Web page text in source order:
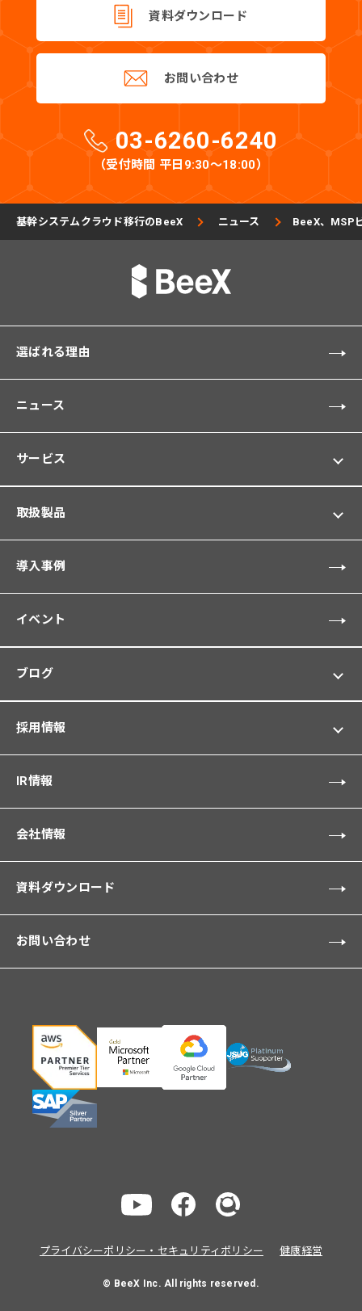
資料ダウンロード
お問い合わせ
03-6260-6240
（受付時間 平日9:30〜18:00）
基幹システムクラウド移行のBeeX ニュース BeeX、MSP
選ばれる理由
ニュース
サービス
取扱製品
導入事例
イベント
ブログ
採用情報
IR情報
会社情報
資料ダウンロード
お問い合わせ
プライバシーポリシー・セキュリティポリシー 健康経営
© BeeX Inc. All rights reserved.